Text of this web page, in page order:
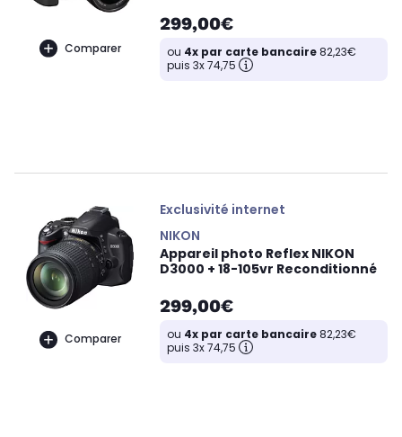
Comparer
299,00€
ou 4x par carte bancaire82,23€
puis 3x 74,75
Comparer
Exclusivité internet
NIKON
Appareil photo Reflex NIKON
D3000 + 18-105vr Reconditionné
299,00€
ou 4x par carte bancaire82,23€
puis 3x 74,75